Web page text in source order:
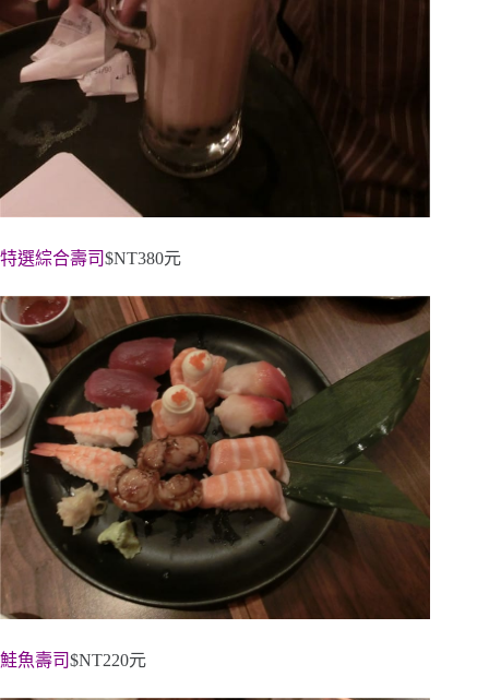
特選綜合壽司$NT380元
鮭魚壽司$NT220元